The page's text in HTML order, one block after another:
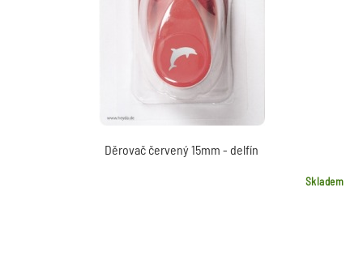
Děrovač červený 15mm - delfín
Skladem